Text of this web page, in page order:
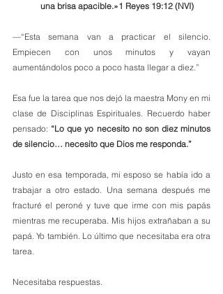
una brisa apacible.»1 Reyes 19:12 (NVI)
—“Esta semana van a practicar el silencio.
Empiecen con unos minutos y vayan
aumentándolos poco a poco hasta llegar a diez.”
Esa fue la tarea que nos dejó la maestra Mony en mi
clase de Disciplinas Espirituales. Recuerdo haber
pensado: “Lo que yo necesito no son diez minutos
de silencio… necesito que Dios me responda.”
Justo en esa temporada, mi esposo se había ido a
trabajar a otro estado. Una semana después me
fracturé el peroné y tuve que irme con mis papás
mientras me recuperaba. Mis hijos extrañaban a su
papá. Yo también. Lo último que necesitaba era otra
tarea.
Necesitaba respuestas.